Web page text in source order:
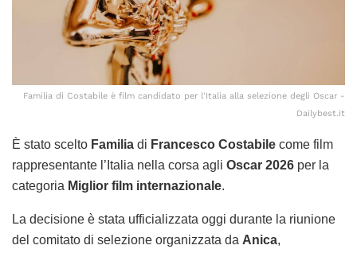
Familia di Costabile è film candidato per l'Italia alla selezione degli Oscar -
Dailybest.it
È stato scelto Familia di Francesco Costabile come film
rappresentante l’Italia nella corsa agli Oscar 2026 per la
categoria Miglior film internazionale.
La decisione è stata ufficializzata oggi durante la riunione
del comitato di selezione organizzata da Anica,